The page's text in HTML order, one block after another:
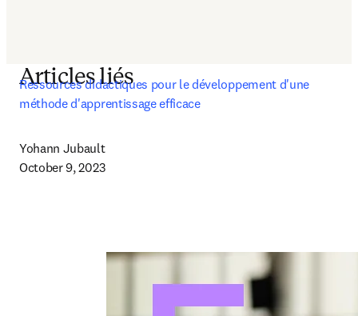
Articles liés
Ressources didactiques pour le développement d'une
méthode d'apprentissage efficace
Yohann Jubault
October 9, 2023